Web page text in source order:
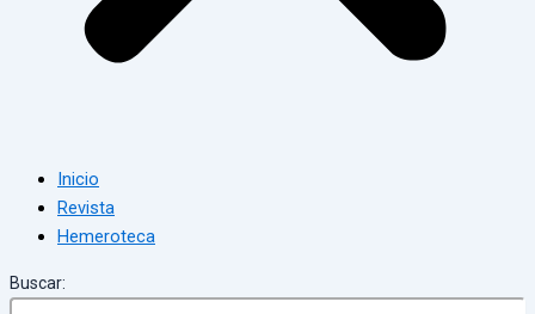
Inicio
Revista
Hemeroteca
Buscar: